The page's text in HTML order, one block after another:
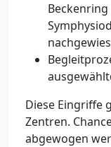
Beckenring
Diese Eingriffe
Zentren.
abgewogen